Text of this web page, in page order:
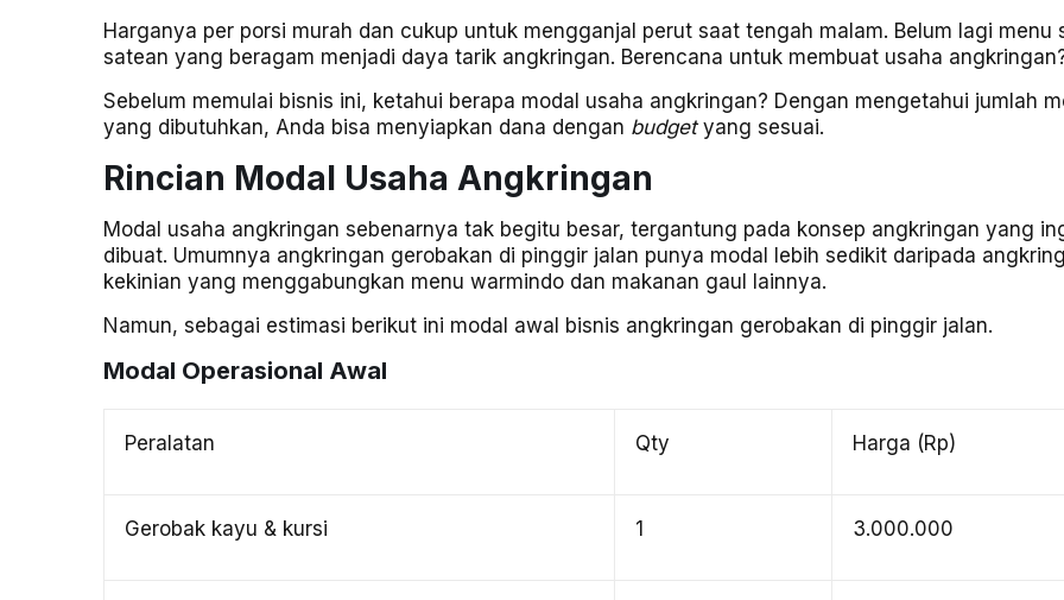
Harganya per porsi murah dan cukup untuk mengganjal perut saat tengah malam. Belum lagi menu
satean yang beragam menjadi daya tarik angkringan. Berencana untuk membuat usaha
Sebelum memulai bisnis ini, ketahui berapa modal usaha angkringan? Dengan mengetahui jumlah
yang dibutuhkan, Anda bisa menyiapkan dana dengan budget yang sesuai.
Rincian Modal Usaha Angkringan
Modal usaha angkringan sebenarnya tak begitu besar, tergantung pada konsep angkringan yang
dibuat. Umumnya angkringan gerobakan di pinggir jalan punya modal lebih sedikit daripada
kekinian yang menggabungkan menu warmindo dan makanan gaul lainnya.
Namun, sebagai estimasi berikut ini modal awal bisnis angkringan gerobakan di pinggir jalan.
Modal Operasional Awal
Peralatan Qty Harga (Rp)
Gerobak kayu & kursi 1 3.000.000